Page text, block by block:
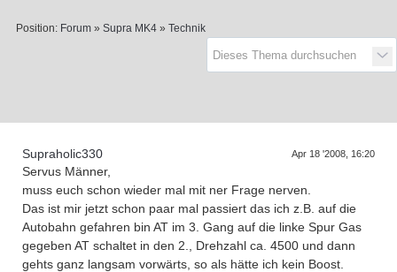
D
a
s
T
r
e
f
f
e
n
d
e
r
G
e
n
e
r
a
t
i
o
n
e
n
Position: Forum » Supra MK4 » Technik
Supraholic330 Apr 18 '2008, 16:20
Servus Männer,
muss euch schon wieder mal mit ner Frage nerven.
Das ist mir jetzt schon paar mal passiert das ich z.B. auf die
Autobahn gefahren bin AT im 3. Gang auf die linke Spur Gas
gegeben AT schaltet in den 2., Drehzahl ca. 4500 und dann
gehts ganz langsam vorwärts, so als hätte ich kein Boost.